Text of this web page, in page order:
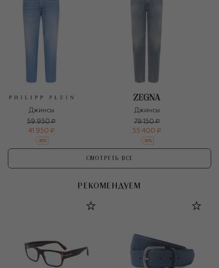
Джинсы
59 950 ₽
41 950 ₽
-30%
Джинсы
79 150 ₽
55 400 ₽
-30%
СМОТРЕТЬ ВСЕ
РЕКОМЕНДУЕМ